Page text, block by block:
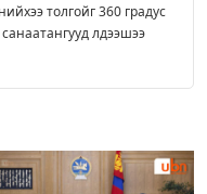
толгойг 360 градус
лдээшээ